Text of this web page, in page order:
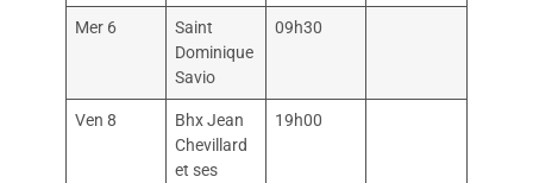
Mer 6
Saint
Dominique
Savio
09h30
Ven 8
Bhx Jean
Chevillard
et ses
19h00